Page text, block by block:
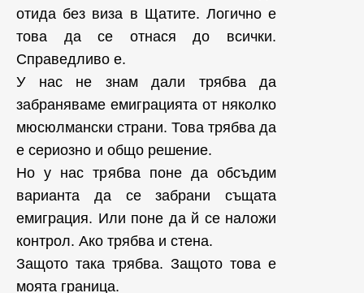
отида без виза в Щатите. Логично е
това да се отнася до всички.
Справедливо е.
У нас не знам дали трябва да
забраняваме емиграцията от няколко
мюсюлмански страни. Това трябва да
е сериозно и общо решение.
Но у нас трябва поне да обсъдим
варианта да се забрани същата
емиграция. Или поне да й се наложи
контрол. Ако трябва и стена.
Защото така трябва. Защото това е
моята граница.